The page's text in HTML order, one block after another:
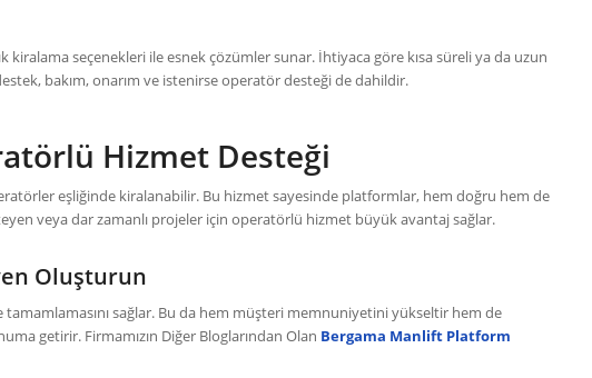
kiralama seçenekleri ile esnek çözümler sunar. İhtiyaca göre kısa süreli ya da uzun
bakım, onarım ve istenirse operatör desteği de dahildir.
Hizmet Desteği
eşliğinde kiralanabilir. Bu hizmet sayesinde platformlar, hem doğru hem de
veya dar zamanlı projeler için operatörlü hizmet büyük avantaj sağlar.
Oluşturun
tamamlamasını sağlar. Bu da hem müşteri memnuniyetini yükseltir hem de
getirir. Firmamızın Diğer Bloglarından Olan Bergama Manlift Platform